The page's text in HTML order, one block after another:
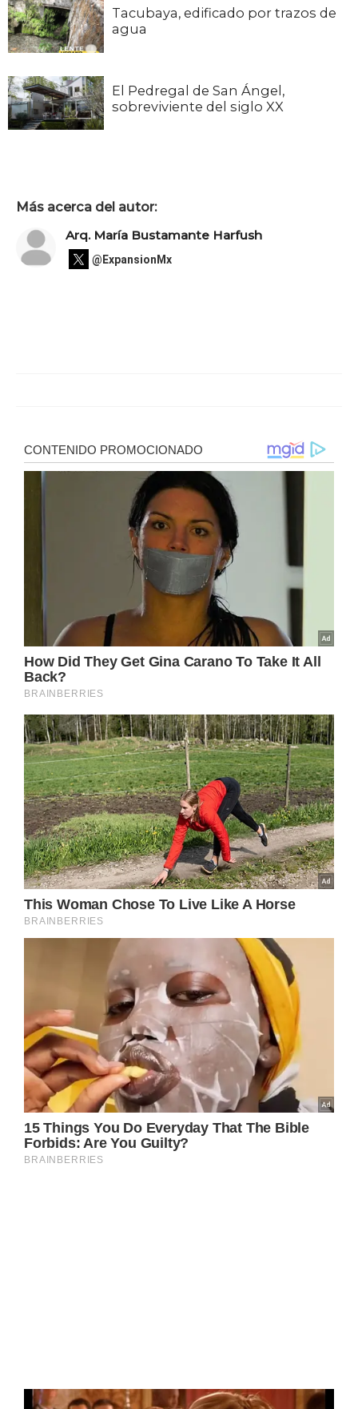
Tacubaya, edificado por trazos de
agua
El Pedregal de San Ángel,
sobreviviente del siglo XX
Más acerca del autor:
Arq. María Bustamante Harfush
@ExpansionMx